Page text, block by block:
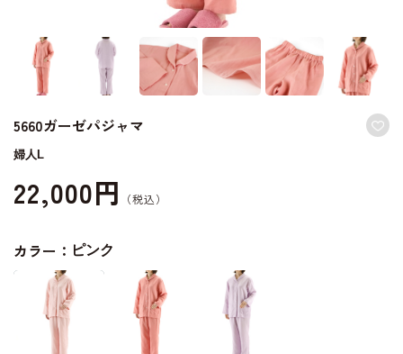
5660ガーゼパジャマ
婦人L
22,000円
カラー： ピンク